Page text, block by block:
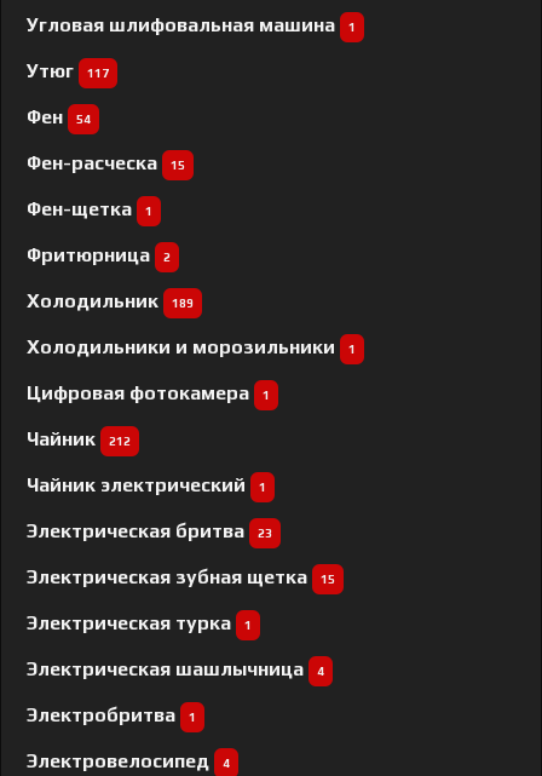
Угловая шлифовальная машина 1
Утюг 117
Фен 54
Фен-расческа 15
Фен-щетка 1
Фритюрница 2
Холодильник 189
Холодильники и морозильники 1
Цифровая фотокамера 1
Чайник 212
Чайник электрический 1
Электрическая бритва 23
Электрическая зубная щетка 15
Электрическая турка 1
Электрическая шашлычница 4
Электробритва 1
Электровелосипед 4